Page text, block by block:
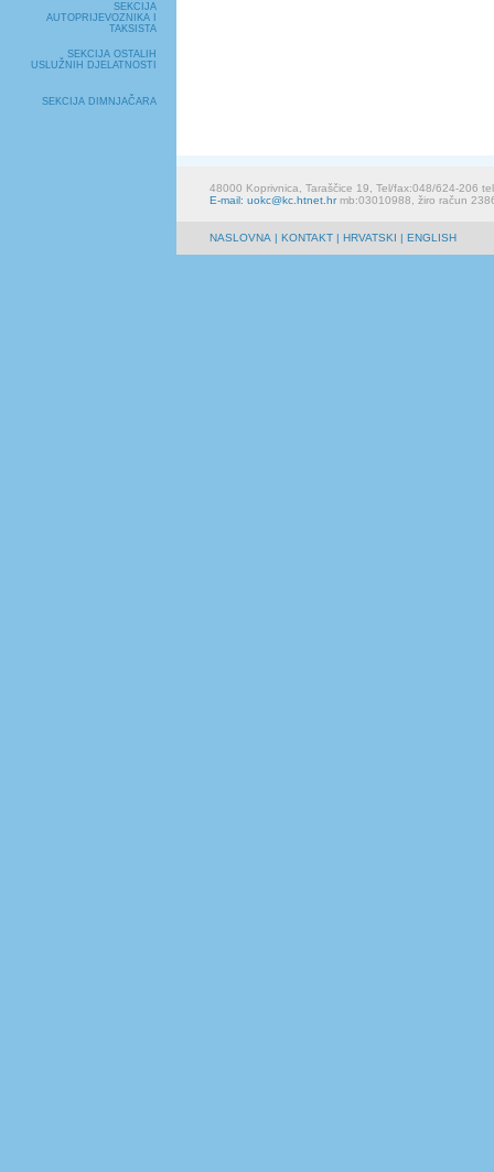
SEKCIJA
AUTOPRIJEVOZNIKA I
TAKSISTA
SEKCIJA OSTALIH
USLUŽNIH DJELATNOSTI
SEKCIJA DIMNJAČARA
48000 Koprivnica, Taraščice 19, Tel/fax:048/624-206
E-mail: uokc@kc.htnet.hrmb:03010988, žiro račun
NASLOVNA | KONTAKT | HRVATSKI | ENGLISH